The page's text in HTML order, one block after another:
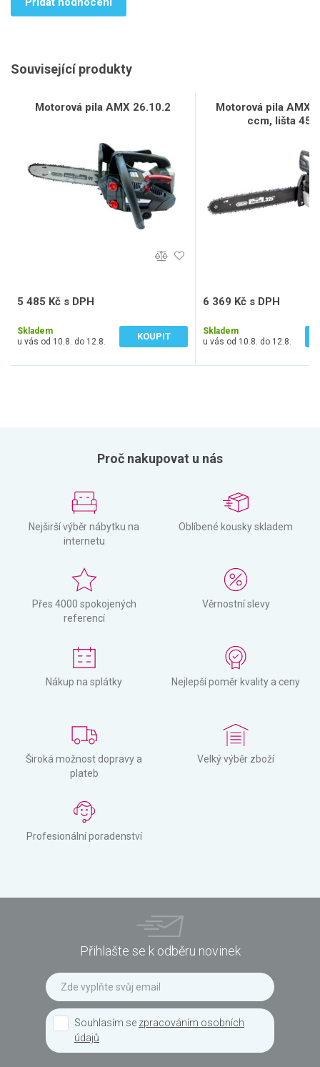
Související produkty
Motorová pila AMX 26.10.2
5 485 Kč s DPH
Skladem
u vás od 10.8. do 12.8.
KOUPIT
Motorová pila AMX
ccm, lišta 45
6 369 Kč s DPH
Skladem
u vás od 10.8. do 12.8.
Proč nakupovat u nás
Nejširší výběr nábytku na
internetu
Oblíbené kousky skladem
Přes 4000 spokojených
referencí
Věrnostní slevy
Nákup na splátky Nejlepší poměr kvality a ceny
Široká možnost dopravy a
plateb
Velký výběr zboží
Profesionální poradenství
Přihlašte se k odběru novinek
Souhlasím se zpracováním osobních
údajů